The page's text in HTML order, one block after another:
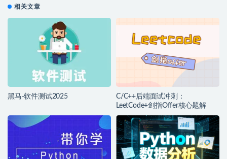
相关文章
黑马-软件测试2025
C/C++后端面试冲刺：
LeetCode+剑指Offer核心题解